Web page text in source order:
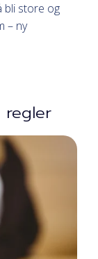
bli store og
– ny
regler